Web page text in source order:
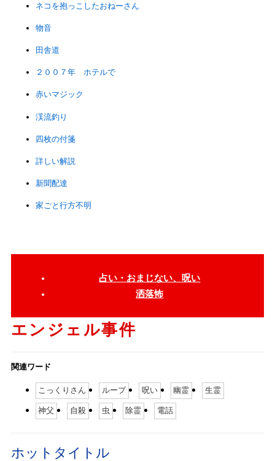
ネコを抱っこしたおねーさん
物音
田舎道
２００７年 ホテルで
赤いマジック
渓流釣り
四枚の付箋
詳しい解説
新聞配達
家ごと行方不明
占い・おまじない、呪い
洒落怖
エンジェル事件
関連ワード
こっくりさん ループ 呪い 幽霊 生霊
神父 自殺 虫 除霊 電話
ホットタイトル